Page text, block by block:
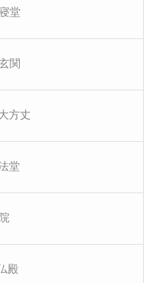
堂
関
方丈
堂
殿